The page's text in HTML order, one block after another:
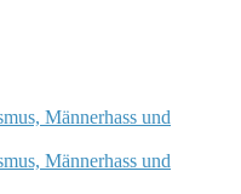
Männerhass und
Männerhass und